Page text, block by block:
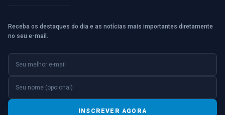
Receba os destaques do dia e as notícias mais importantes diretamente
no seu e-mail.
E-mail
Nome (opcional)
INSCREVER AGORA